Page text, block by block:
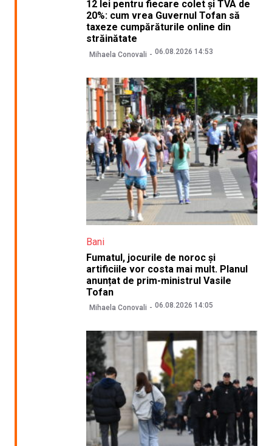
12 lei pentru fiecare colet și TVA de
20%: cum vrea Guvernul Tofan să
taxeze cumpărăturile online din
străinătate
Mihaela Conovali 06.08.2026 14:53
Bani
Fumatul, jocurile de noroc și
artificiile vor costa mai mult. Planul
anunțat de prim-ministrul Vasile
Tofan
Mihaela Conovali 06.08.2026 14:05